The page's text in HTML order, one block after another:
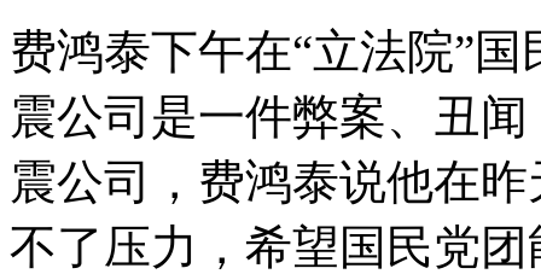
费鸿泰下午在“立法院”
震公司是一件弊案、丑
震公司，费鸿泰说他在
不了压力，希望国民党